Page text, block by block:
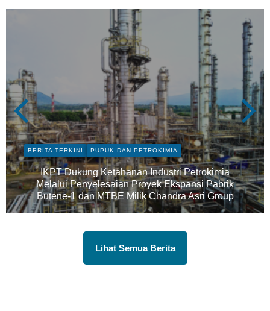
BERITA TERKINI PUPUK DAN PETROKIMIA
IKPT Dukung Ketahanan Industri Petrokimia
Melalui Penyelesaian Proyek Ekspansi Pabrik
Butene-1 dan MTBE Milik Chandra Asri Group
Lihat Semua Berita